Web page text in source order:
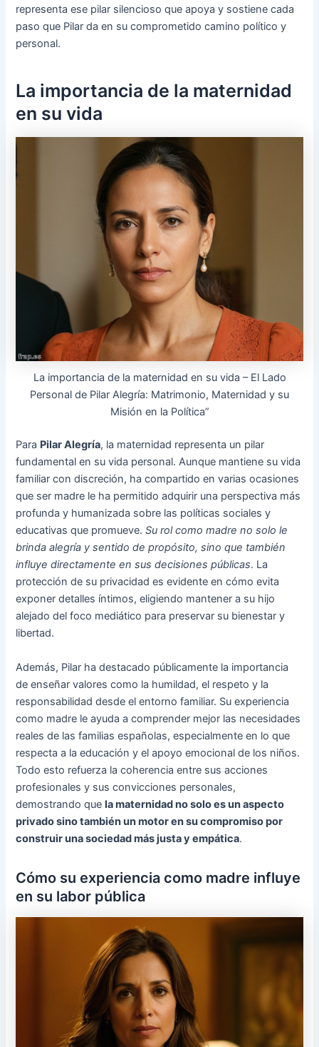
representa ese pilar silencioso que apoya y sostiene cada
paso que Pilar da en su comprometido camino político y
personal.
La importancia de la maternidad
en su vida
La importancia de la maternidad en su vida – El Lado
Personal de Pilar Alegría: Matrimonio, Maternidad y su
Misión en la Política”
Para Pilar Alegría, la maternidad representa un pilar
fundamental en su vida personal. Aunque mantiene su vida
familiar con discreción, ha compartido en varias ocasiones
que ser madre le ha permitido adquirir una perspectiva más
profunda y humanizada sobre las políticas sociales y
educativas que promueve.Su rol como madre no solo le
brinda alegría y sentido de propósito, sino que también
influye directamente en sus decisiones públicas. La
protección de su privacidad es evidente en cómo evita
exponer detalles íntimos, eligiendo mantener a su hijo
alejado del foco mediático para preservar su bienestar y
libertad.
Además, Pilar ha destacado públicamente la importancia
de enseñar valores como la humildad, el respeto y la
responsabilidad desde el entorno familiar. Su experiencia
como madre le ayuda a comprender mejor las necesidades
reales de las familias españolas, especialmente en lo que
respecta a la educación y el apoyo emocional de los niños.
Todo esto refuerza la coherencia entre sus acciones
profesionales y sus convicciones personales,
demostrando quela maternidad no solo es un aspecto
privado sino también un motor en su compromiso por
construir una sociedad más justa y empática.
Cómo su experiencia como madre influye
en su labor pública